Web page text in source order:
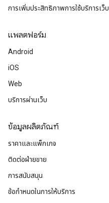
การเพิ่มประสิทธิภาพการใช้บริการเว็บ
แพลตฟอร์ม
Android
iOS
Web
บริการผ่านเว็บ
ข้อมูลผลิตภัณฑ์
ราคาและแพ็กเกจ
ติดต่อฝ่ายขาย
การสนับสนุน
ข้อกำหนดในการให้บริการ